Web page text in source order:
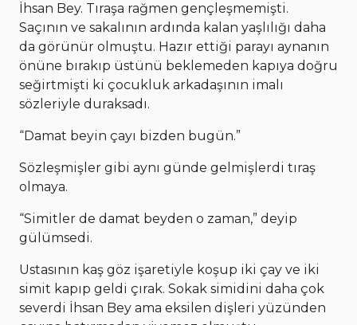
İhsan Bey. Tıraşa rağmen gençleşmemişti.
Saçının ve sakalının ardında kalan yaşlılığı daha
da görünür olmuştu. Hazır ettiği parayı aynanın
önüne bırakıp üstünü beklemeden kapıya doğru
seğirtmişti ki çocukluk arkadaşının imalı
sözleriyle duraksadı.
“Damat beyin çayı bizden bugün.”
Sözleşmişler gibi aynı günde gelmişlerdi tıraş
olmaya.
“Simitler de damat beyden o zaman,” deyip
gülümsedi.
Ustasının kaş göz işaretiyle koşup iki çay ve iki
simit kapıp geldi çırak. Sokak simidini daha çok
severdi İhsan Bey ama eksilen dişleri yüzünden